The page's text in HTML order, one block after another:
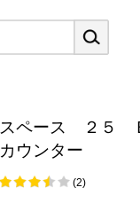
スペース ２５
カウンター
(2)